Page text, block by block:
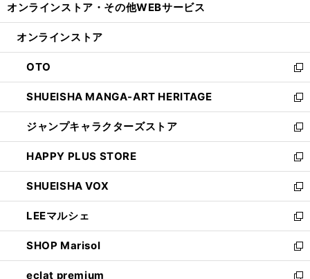
開
ン
ウ
で
開
く
ウ
ン
ド
ウ
で
開
く
オンラインストア・ その他WEBサービス
オンラインストア
OTO
新
し
い
ウ
ィ
ン
ド
ウ
で
開
く
SHUEISHA MANGA-ART HERITAGE
新
し
い
ウ
ィ
ン
ド
ウ
で
開
く
ジャンプキャラクターズストア
新
し
い
ウ
ィ
ン
ド
ウ
で
開
く
HAPPY PLUS STORE
新
し
い
ウ
ィ
ン
ド
ウ
で
SHUEISHA VOX
新
し
い
ウ
ィ
ン
ド
LEEマルシェ
新
し
い
ウ
SHOP Marisol
新
し
eclat premium